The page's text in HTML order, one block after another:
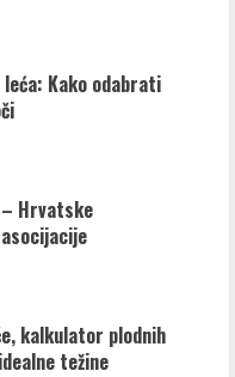
Kako odabrati
Hrvatske
kalkulator plodnih
težine